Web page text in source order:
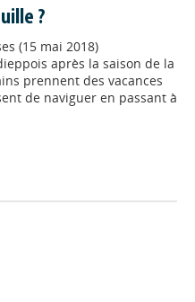
?
(15 mai 2018)
après la saison de la
prennent des vacances
de naviguer en passant à